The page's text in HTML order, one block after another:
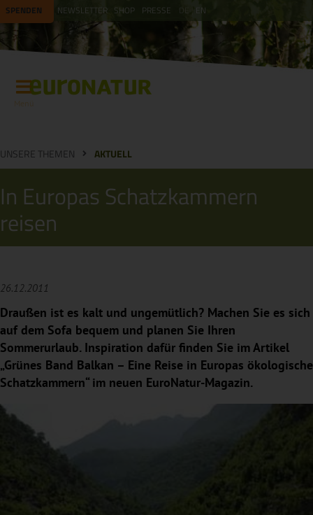
SPENDEN NEWSLETTER SHOP PRESSE EN
UNSERE THEMEN AKTUELL
In Europas Schatzkammern
reisen
26.12.2011
Draußen ist es kalt und ungemütlich? Machen Sie es sich
auf dem Sofa bequem und planen Sie Ihren
Sommerurlaub. Inspiration dafür finden Sie im Artikel
„Grünes Band Balkan – Eine Reise in Europas ökologische
Schatzkammern“ im neuen EuroNatur-Magazin.